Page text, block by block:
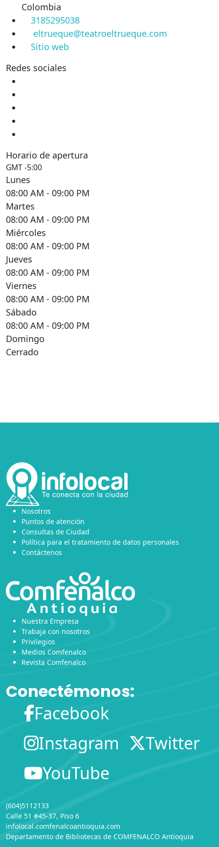
Colombia
3185295038
eltrueque@teatroeltrueque.com
Sitio web
Redes sociales
Horario de apertura
GMT -5:00
Lunes
08:00 AM - 09:00 PM
Martes
08:00 AM - 09:00 PM
Miércoles
08:00 AM - 09:00 PM
Jueves
08:00 AM - 09:00 PM
Viernes
08:00 AM - 09:00 PM
Sábado
08:00 AM - 09:00 PM
Domingo
Cerrado
Nosotros
Puntos de atención
Consultas de Ciudad
Política para el tratamiento de datos personales
Contáctenos
Nuestra Empresa
Trabaja con nosotros
Privilegios
Medios Comfenalco
Revista Comfenalco
Conectémonos:
Facebook
Instagram
Twitter
YouTube
(604)5112133
Calle 51 #45-37, Piso 6
infolocal.comfenalcoantioquia.com
Departamento de Bibliotecas de COMFENALCO Antioquia